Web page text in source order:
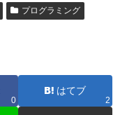
プログラミング
0
はてブ
2